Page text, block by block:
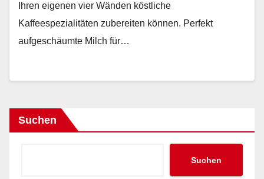
Ihren eigenen vier Wänden köstliche
Kaffeespezialitäten zubereiten können. Perfekt
aufgeschäumte Milch für…
Suchen
Suchen